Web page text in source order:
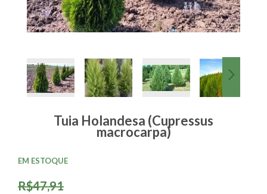
Tuia Holandesa (Cupressus
macrocarpa)
R$47,91
EM ESTOQUE